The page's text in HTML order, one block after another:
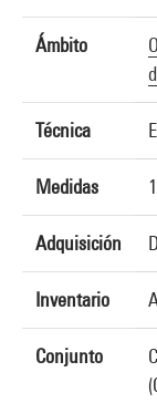
Ámbito
Técnica
Medidas
Adquisición
Inventario
Conjunto